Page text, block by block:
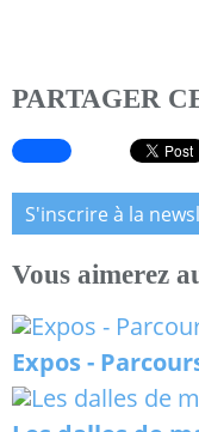
PARTAGER
S'inscrire à la
Vous aimerez
Expos -